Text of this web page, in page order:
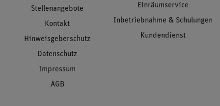
Stellenangebote
Kontakt
Hinweisgeberschutz
Datenschutz
Impressum
AGB
Einräumservice
Inbetriebnahme & Schulungen
Kundendienst